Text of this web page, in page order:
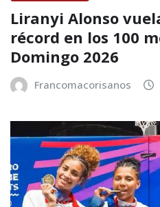
Liranyi Alonso
récord en los 100
Domingo 2026
Francomacorisanos